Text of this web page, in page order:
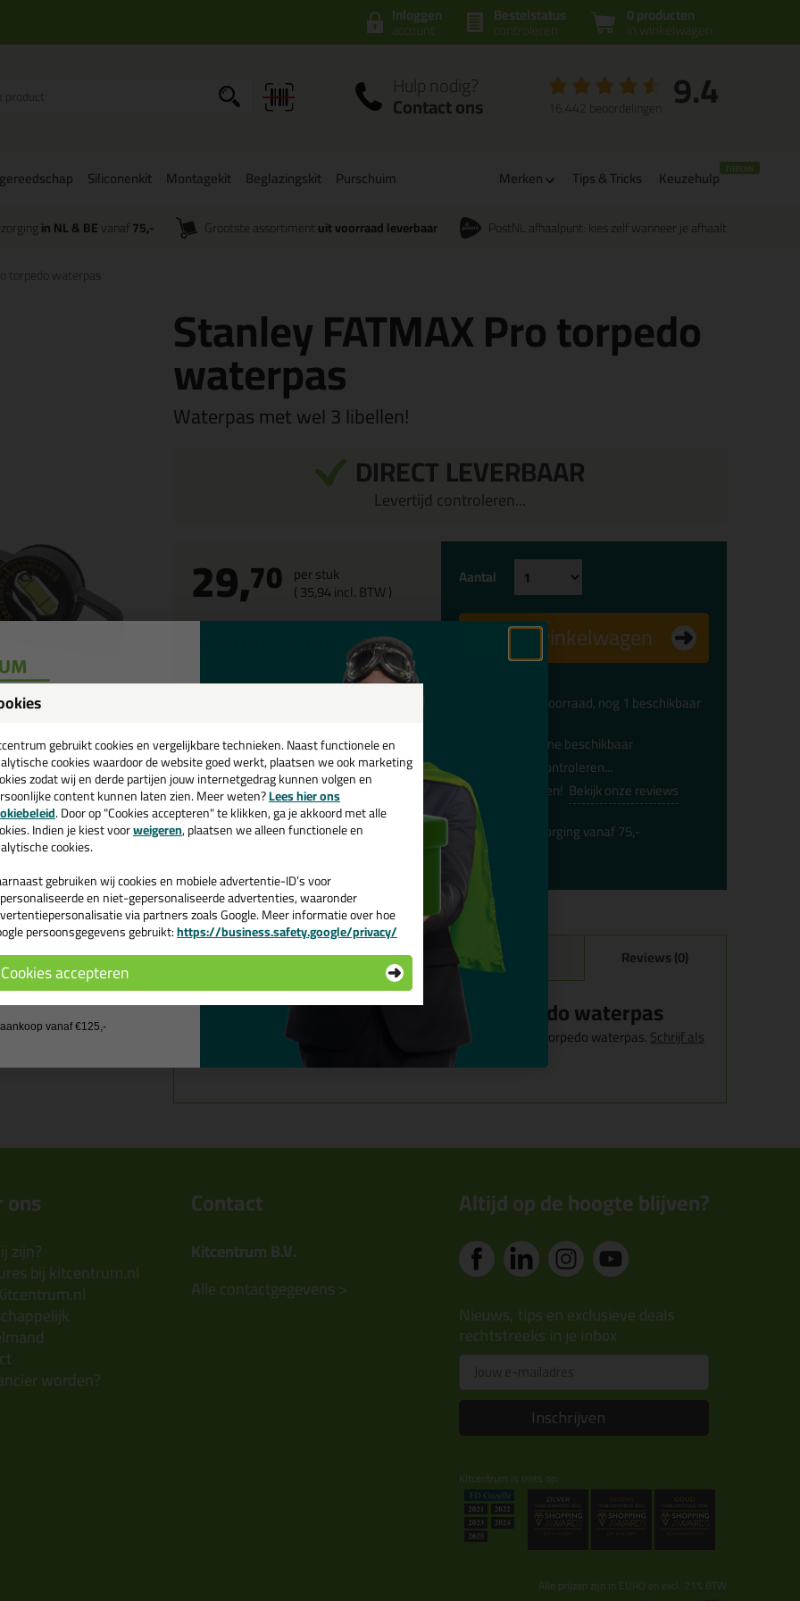
0 producten
in winkelwagen
Bestelstatus
controleren
Inloggen
account
Hulp nodig?
Contact ons 9.4
16.442 beoordelingen
Siliconenkit Montagekit Beglazingskit Purschuim Merken Tips & Tricks Keuzehulp
in NL & BEvanaf 75,- Grootste assortiment uit voorraad leverbaar PostNL afhaalpunt: kies zelf wanneer je afhaalt
torpedo waterpas
Stanley FATMAX Pro torpedo
waterpas
Waterpas met wel 3 libellen!
DIRECT LEVERBAAR
Levertijd controleren...
29,70 per stuk
(35,94incl. BTW )
Waarom dit product?
Aluminium constructie
Onderkant met ingebouwde
magneet en groef
Aantal
In winkelwagen
Beperkte voorraad, nog 1 beschikbaar
Alleen online beschikbaar
Levertijd controleren...
Afgesproken! Bekijk onze reviews
bezorging vanaf 75,-
Omschrijving Video Specificaties Reviews (0)
Reviews voor:Stanley FATMAX Pro torpedo waterpas
Er zijn nog geen reviews geschreven voor Stanley FATMAX Pro torpedo waterpas.Schrijf als
ons
zijn?
bij kitcentrum.nl
worden?
Contact
Kitcentrum B.V.
Alle contactgegevens >
Altijd op de hoogte blijven?
Nieuws, tips en exclusieve deals
rechtstreeks in je inbox
Inschrijven
Kitcentrum is trots op:
Alle prijzen zijn in EURO en excl. 21% BTW
gebruikt cookies en vergelijkbare technieken. Naast functionele en
cookies waardoor de website goed werkt, plaatsen we ook marketing
zodat wij en derde partijen jouw internetgedrag kunnen volgen en
content kunnen laten zien. Meer weten?Lees hier ons
. Door op "Cookies accepteren" te klikken, ga je akkoord met alle
Indien je kiest voorweigeren, plaatsen we alleen functionele en
cookies.
gebruiken wij cookies en mobiele advertentie-ID’s voor
en niet-gepersonaliseerde advertenties, waaronder
via partners zoals Google. Meer informatie over hoe
persoonsgegevens gebruikt:https://business.safety.google/privacy/
Cookies accepteren
💚
en ontvang een
€35,-bij je eerste bestelling!
de actiecode ›
geen cadeau
vanaf €125,-